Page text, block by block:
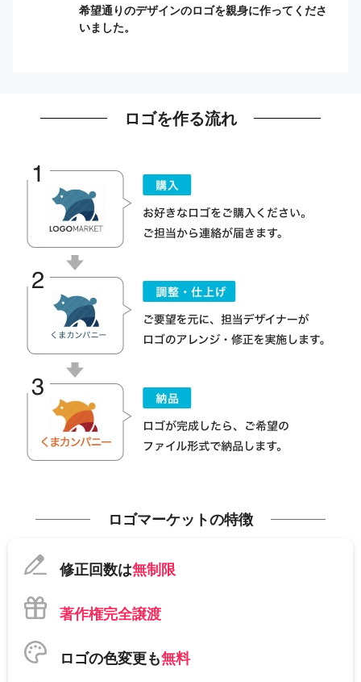
希望通りのデザインのロゴを親身に作ってくださ
いました。
ロゴを作る流れ
ロゴマーケットの特徴
修正回数は無制限
著作権完全譲渡
ロゴの色変更も無料